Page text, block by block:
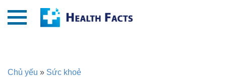
Chủ yếu » Sức khoẻ